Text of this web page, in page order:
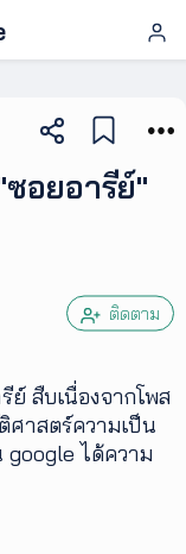
อยอารีย์"
ติดตาม
ย์ สืบเนื่องจากโพส
ศาสตร์ความเป็น
google ได้ความ